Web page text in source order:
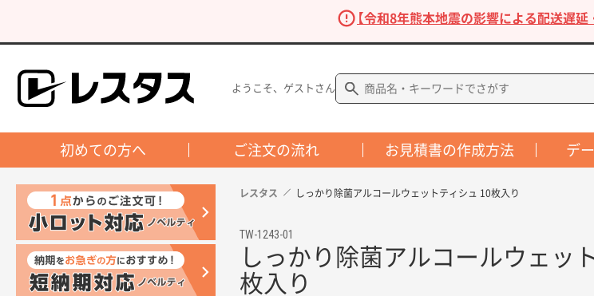
【令和8年熊本地震の影響による配送遅延
ようこそ、ゲストさん
初めての方へ ご注文の流れ お見積書の作成方法 デ
レスタス しっかり除菌アルコールウェットティシュ 10枚入り
TW-1243-01
しっかり除菌アルコールウェッ
枚入り